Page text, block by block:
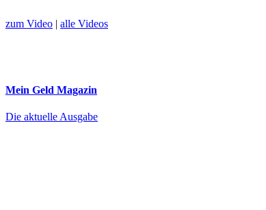
zum Video | alle Videos
Mein Geld Magazin
Die aktuelle Ausgabe